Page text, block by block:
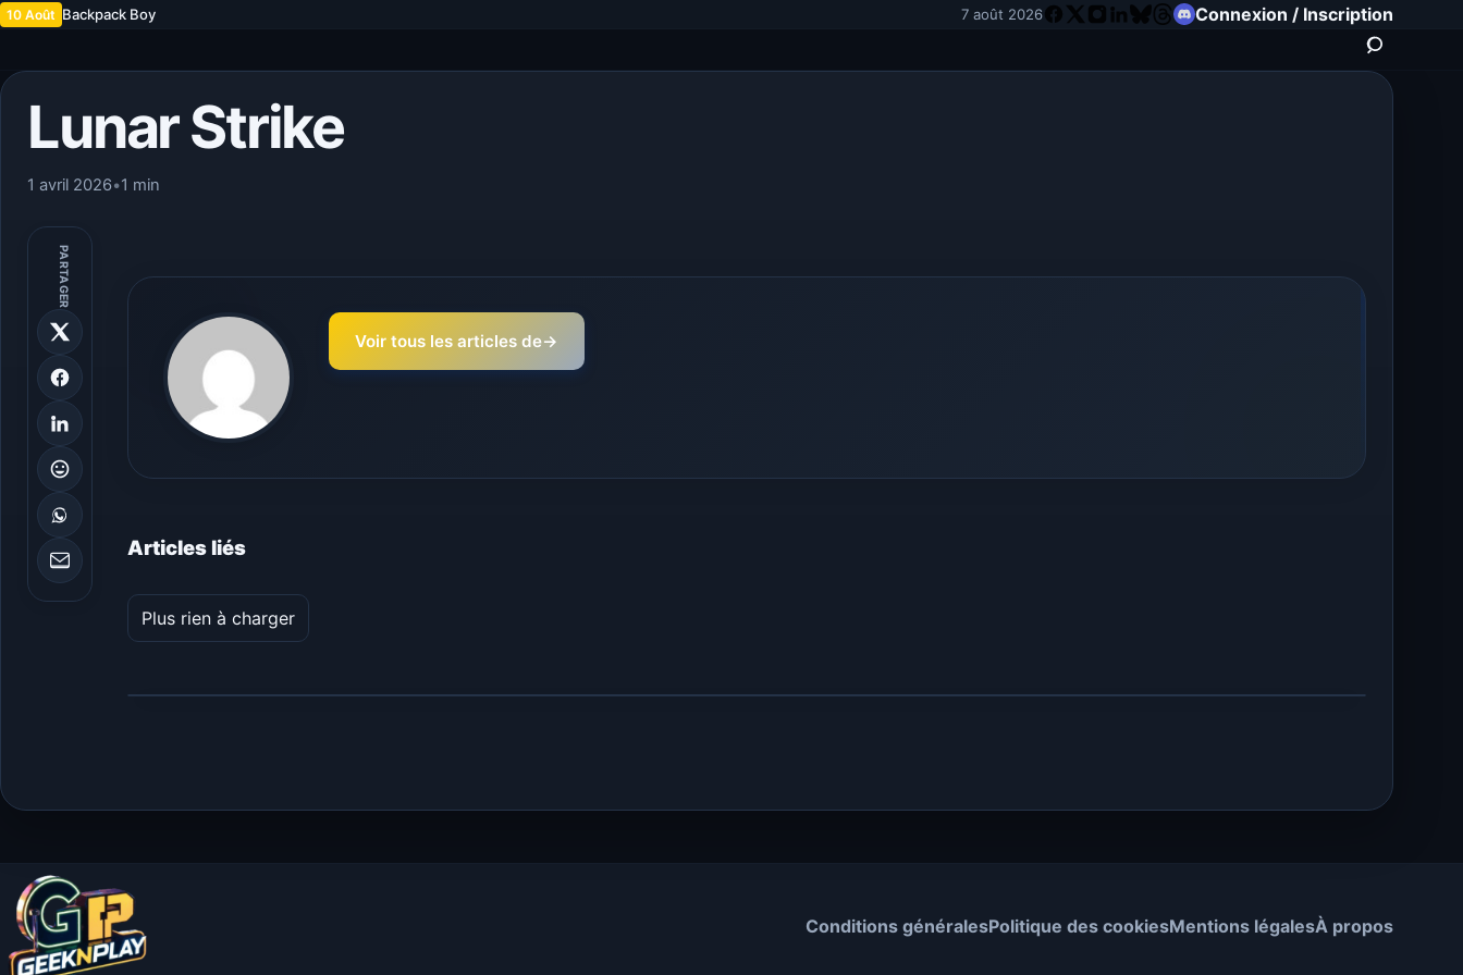
10 Août Backpack Boy 7 août 2026 Connexion / Inscription
Lunar Strike
1 avril 2026•1 min
PARTAGER
Voir tous les articles de→
Articles liés
Plus rien à charger
Conditions généralesPolitique des cookiesMentions légalesÀ propos